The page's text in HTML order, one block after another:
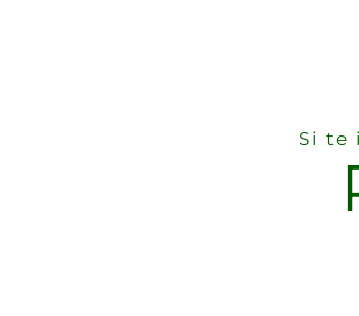
Si te